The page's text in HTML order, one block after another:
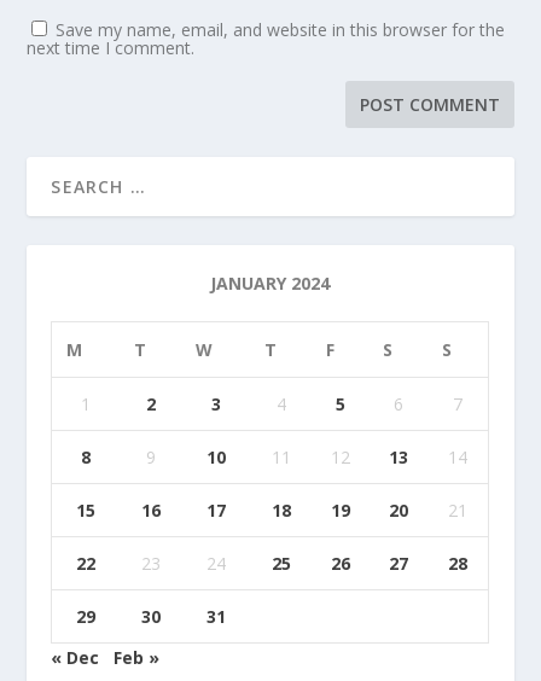
Save my name, email, and website in this browser for the
next time I comment.
JANUARY 2024
M T W T F S S
1 2 3 4 5 6 7
8 9 10 11 12 13 14
15 16 17 18 19 20 21
22 23 24 25 26 27 28
29 30
31
« Dec
Feb »